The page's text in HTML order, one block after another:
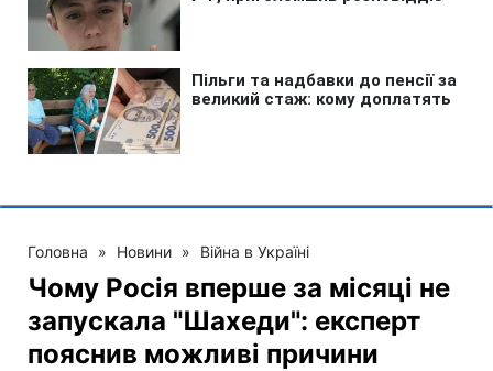
Головна » Новини » Війна в Україні
Чому Росія вперше за місяці не
запускала "Шахеди": експерт
пояснив можливі причини